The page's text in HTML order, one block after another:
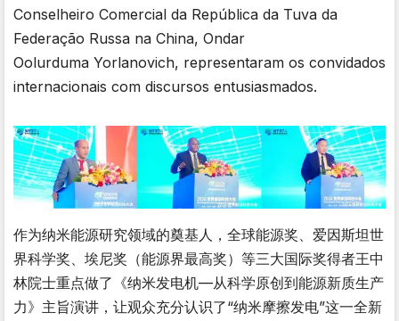
Conselheiro Comercial da República da Tuva da
Federação Russa na China, Ondar
Oolurduma Yorlanovich, representaram os convidados
internacionais com discursos entusiasmados.
作为纳米能源研究领域的奠基人，全球能源奖、爱因斯坦世
界科学奖、埃尼奖（能源界最高奖）等三大国际奖得者王中
林院士重点做了《纳米发电机—从科学原创到能源新质生产
力》主旨演讲，让观众充分认识了“纳米摩擦发电”这一全新